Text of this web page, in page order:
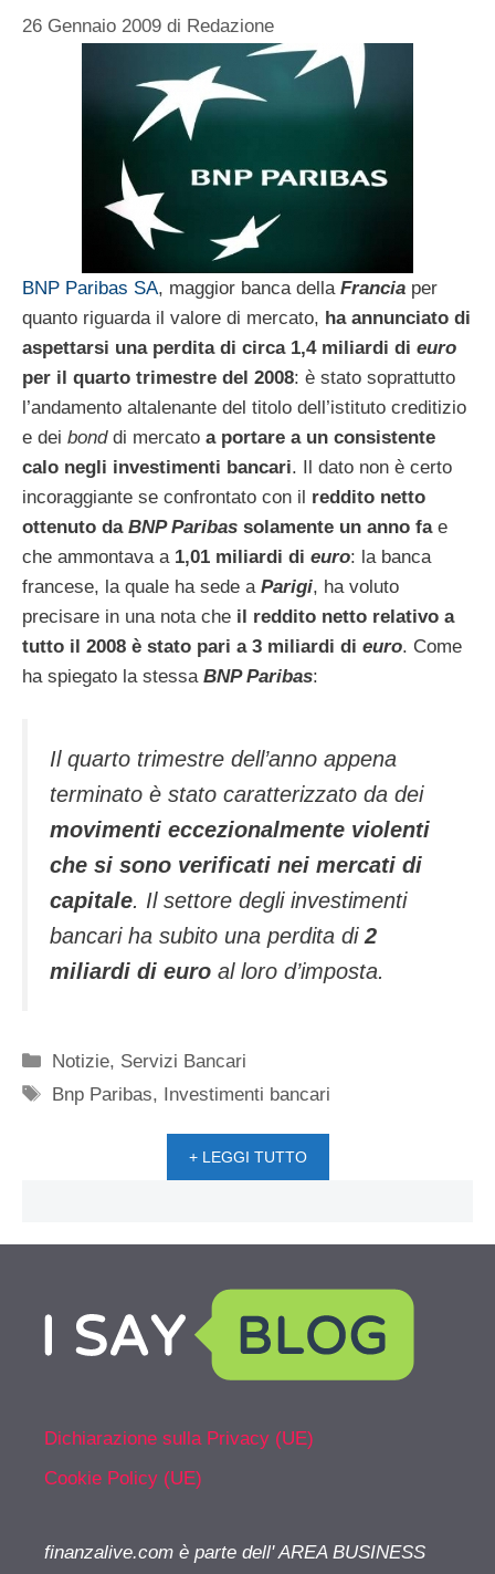
26 Gennaio 2009 di Redazione
BNP Paribas SA, maggior banca della Francia per
quanto riguarda il valore di mercato, ha annunciato di
aspettarsi una perdita di circa 1,4 miliardi di euro
per il quarto trimestre del 2008: è stato soprattutto
l’andamento altalenante del titolo dell’istituto creditizio
e dei bonddi mercato a portare a un consistente
calo negli investimenti bancari. Il dato non è certo
incoraggiante se confrontato con il reddito netto
ottenuto da BNP Paribas solamente un anno fae
che ammontava a 1,01 miliardi di euro: la banca
francese, la quale ha sede a Parigi, ha voluto
precisare in una nota che il reddito netto relativo a
tutto il 2008 è stato pari a 3 miliardi di euro. Come
ha spiegato la stessa BNP Paribas:
Il quarto trimestre dell’anno appena
terminato è stato caratterizzato da dei
movimenti eccezionalmente violenti
che si sono verificati nei mercati di
capitale. Il settore degli investimenti
bancari ha subito una perdita di2
miliardi di euro al loro d’imposta.
Categorie
Notizie, Servizi Bancari
Tag
Bnp Paribas, Investimenti bancari
+ LEGGI TUTTO
Dichiarazione sulla Privacy (UE)
Cookie Policy (UE)
finanzalive.com è parte dell' AREA BUSINESS